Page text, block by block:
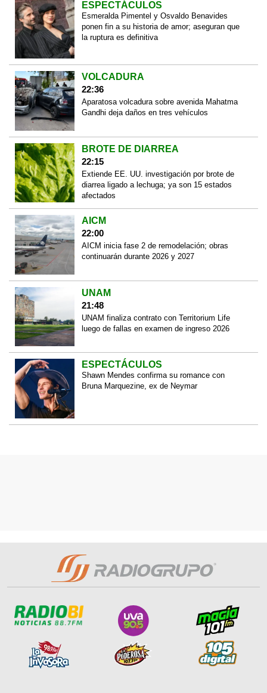
ESPECTÁCULOS
Esmeralda Pimentel y Osvaldo Benavides
ponen fin a su historia de amor; aseguran que
la ruptura es definitiva
VOLCADURA
22:36
Aparatosa volcadura sobre avenida Mahatma
Gandhi deja daños en tres vehículos
BROTE DE DIARREA
22:15
Extiende EE. UU. investigación por brote de
diarrea ligado a lechuga; ya son 15 estados
afectados
AICM
22:00
AICM inicia fase 2 de remodelación; obras
continuarán durante 2026 y 2027
UNAM
21:48
UNAM finaliza contrato con Territorium Life
luego de fallas en examen de ingreso 2026
ESPECTÁCULOS
Shawn Mendes confirma su romance con
Bruna Marquezine, ex de Neymar